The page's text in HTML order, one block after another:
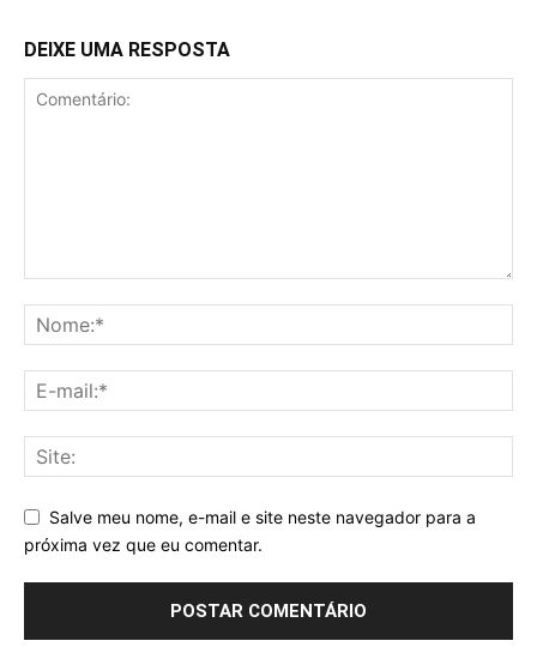
DEIXE UMA RESPOSTA
Salve meu nome, e-mail e site neste navegador para a
próxima vez que eu comentar.